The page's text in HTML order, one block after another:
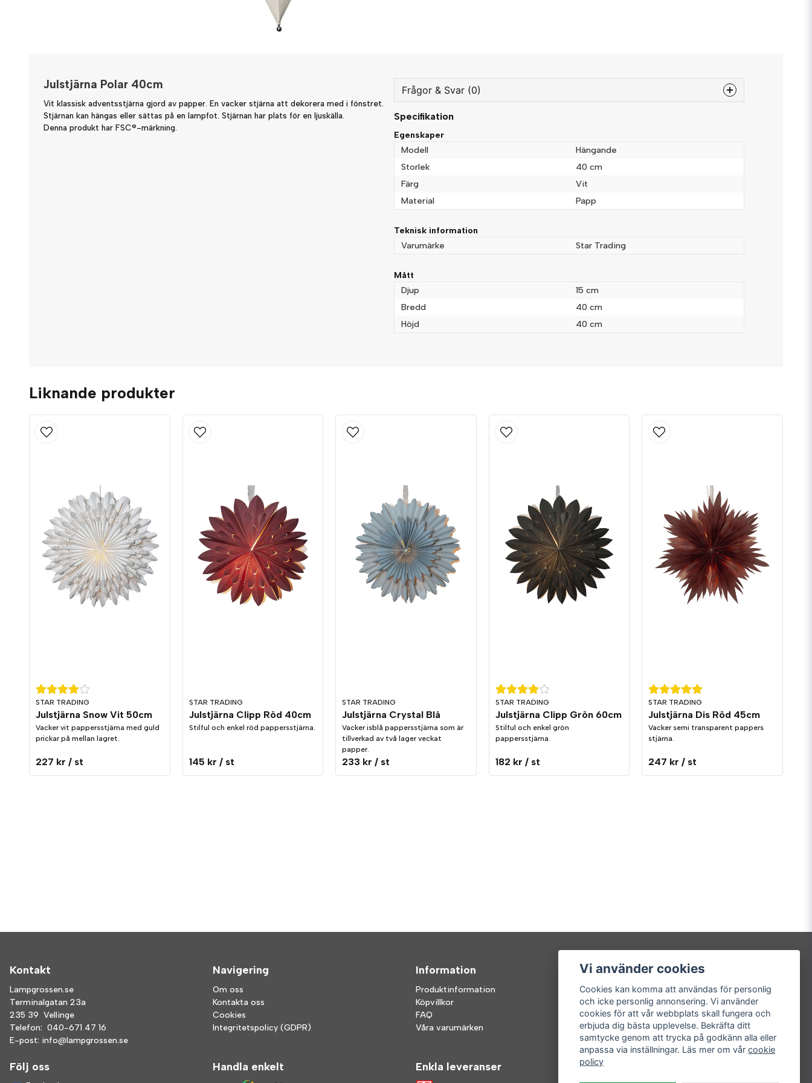
Julstjärna Polar 40cm
Vit klassisk adventsstjärna gjord av papper. En vacker stjärna att dekorera med i fönstret.
Stjärnan kan hängas eller sättas på en lampfot. Stjärnan har plats för en ljuskälla.
Denna produkt har FSC®-märkning.
Frågor & Svar (0)
question
name email
Mejladress
Ja, ni får publicera min fråga
Specifikation
Egenskaper
Modell
Hängande
Storlek
40 cm
Färg
Vit
Material
Papp
Teknisk information
Varumärke
Star Trading
Mått
Djup
15 cm
Bredd
40 cm
Höjd
40 cm
Liknande produkter
STAR TRADING
Julstjärna Snow Vit 50cm
Vacker vit pappersstjärna med guld
prickar på mellan lagret.
227 kr / st
STAR TRADING
Julstjärna Clipp Röd 40cm
Stilful och enkel röd pappersstjärna.
145 kr / st
STAR TRADING
Julstjärna Crystal Blå
Vacker isblå pappersstjärna som är
tillverkad av två lager veckat
papper.
233 kr / st
STAR TRADING
Julstjärna Clipp Grön 60cm
Stilful och enkel grön
pappersstjärna.
182 kr / st
STAR TRADING
Julstjärna Dis Röd 45cm
Vacker semi transparent pappers
stjärna.
247 kr / st
Kontakt
Lampgrossen.se
Terminalgatan 23a
235 39 Vellinge
Telefon: 040-671 47 16
E-post: info@lampgrossen.se
Navigering
Om oss
Kontakta oss
Cookies
Integritetspolicy (GDPR)
Information
Produktinformation
Köpvillkor
FAQ
Våra varumärken
Mitt konto
Logga in
Registrera dig
Glömt lösenord?
Följ oss Handla enkelt Enkla leveranser
Vi använder cookies
Cookies kan komma att användas för personlig
och icke personlig annonsering. Vi använder
cookies för att vår webbplats skall fungera och
erbjuda dig bästa upplevelse. Bekräfta ditt
samtycke genom att trycka på godkänn alla eller
anpassa via inställningar. Läs mer om vårcookie
policy